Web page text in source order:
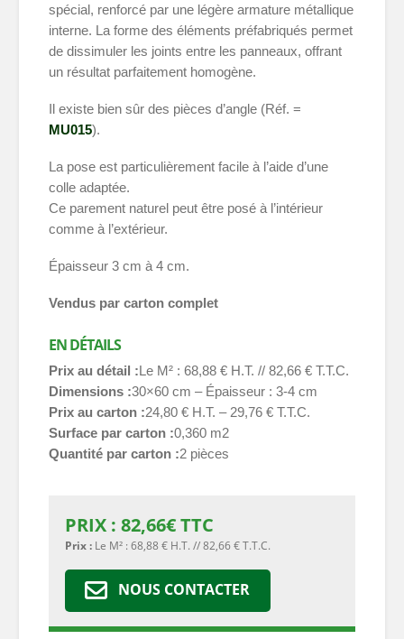
spécial, renforcé par une légère armature métallique
interne. La forme des éléments préfabriqués permet
de dissimuler les joints entre les panneaux, offrant
un résultat parfaitement homogène.
Il existe bien sûr des pièces d’angle (Réf. =
MU015).
La pose est particulièrement facile à l’aide d’une
colle adaptée.
Ce parement naturel peut être posé à l’intérieur
comme à l’extérieur.
Épaisseur 3 cm à 4 cm.
Vendus par carton complet
EN DÉTAILS
Prix au détail
Le M² : 68,88 € H.T. // 82,66 € T.T.C.
Dimensions 30×60 cm – Épaisseur : 3-4 cm
Prix au carton 24,80 € H.T. – 29,76 € T.T.C.
Surface par carton 0,360 m2
Quantité par carton 2 pièces
PRIX : 82,66€TTC
Prix : Le M² : 68,88 € H.T. // 82,66 € T.T.C.
NOUS CONTACTER